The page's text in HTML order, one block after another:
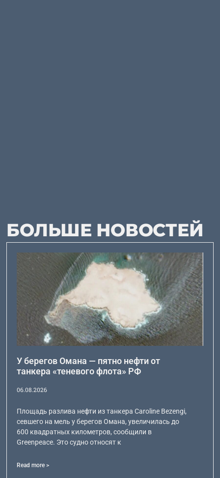
БОЛЬШЕ НОВОСТЕЙ
У берегов Омана — пятно нефти от
танкера «теневого флота» РФ
06.08.2026
Площадь разлива нефти из танкера Caroline Bezengi,
севшего на мель у берегов Омана, увеличилась до
600 квадратных километров, сообщили в
Greenpeace. Это судно относят к
Read more >